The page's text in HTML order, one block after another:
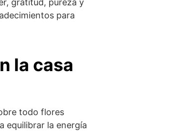
gratitud, pureza y
para
la casa
todo flores
equilibrar la energía